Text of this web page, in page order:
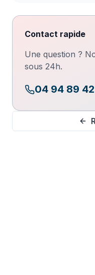
Contact rapide
Une question ?
sous 24h.
04 94 89